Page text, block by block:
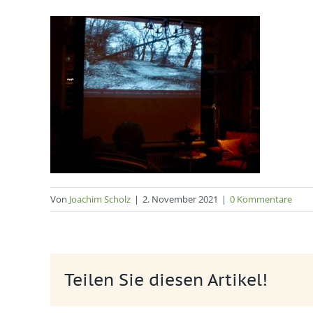
Von Joachim Scholz | 2. November 2021 | 0 Kommentare
Teilen Sie diesen Artikel!